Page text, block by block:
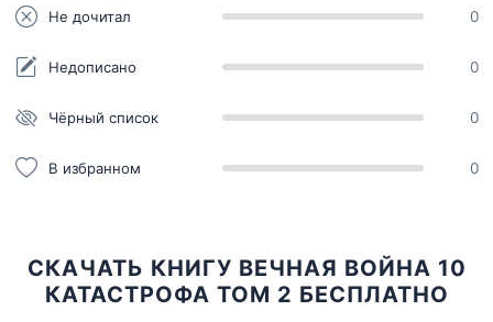
Не дочитал 0
Недописано 0
Чёрный список 0
В избранном 0
СКАЧАТЬ КНИГУ ВЕЧНАЯ ВОЙНА 10
КАТАСТРОФА ТОМ 2 БЕСПЛАТНО